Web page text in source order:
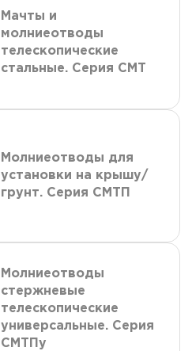
Мачты и
молниеотводы
телескопические
стальные. Серия СМТ
Молниеотводы для
установки на крышу/
грунт. Серия СМТП
Молниеотводы
стержневые
телескопические
универсальные. Серия
СМТПу